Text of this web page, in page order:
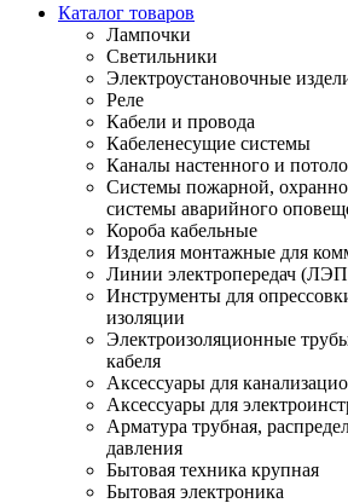
Каталог товаров
Лампочки
Светильники
Электроустановочные
Реле
Кабели и провода
Кабеленесущие системы
Каналы настенного и
Системы пожарной,
системы аварийного
Короба кабельные
Изделия монтажные для
Линии электропередач
Инструменты для
изоляции
Электроизоляционные
кабеля
Аксессуары для
Аксессуары для
Арматура трубная,
давления
Бытовая техника крупная
Бытовая электроника